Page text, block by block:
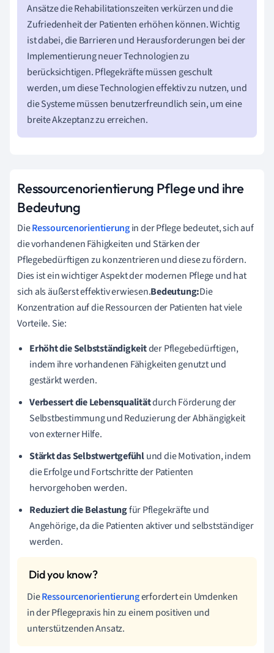
Ansätze die Rehabilitationszeiten verkürzen und die
Zufriedenheit der Patienten erhöhen können. Wichtig
ist dabei, die Barrieren und Herausforderungen bei der
Implementierung neuer Technologien zu
berücksichtigen. Pflegekräfte müssen geschult
werden, um diese Technologien effektiv zu nutzen, und
die Systeme müssen benutzerfreundlich sein, um eine
breite Akzeptanz zu erreichen.
Ressourcenorientierung Pflege und ihre
Bedeutung
DieRessourcenorientierungin der Pflege bedeutet, sich auf
die vorhandenen Fähigkeiten und Stärken der
Pflegebedürftigen zu konzentrieren und diese zu fördern.
Dies ist ein wichtiger Aspekt der modernen Pflege und hat
sich als äußerst effektiv erwiesen.Bedeutung:Die
Konzentration auf die Ressourcen der Patienten hat viele
Vorteile. Sie:
Erhöht die Selbstständigkeitder Pflegebedürftigen,
indem ihre vorhandenen Fähigkeiten genutzt und
gestärkt werden.
Verbessert die Lebensqualitätdurch Förderung der
Selbstbestimmung und Reduzierung der Abhängigkeit
von externer Hilfe.
Stärkt das Selbstwertgefühlund die Motivation, indem
die Erfolge und Fortschritte der Patienten
hervorgehoben werden.
Reduziert die Belastungfür Pflegekräfte und
Angehörige, da die Patienten aktiver und selbstständiger
werden.
DieRessourcenorientierungerfordert ein Umdenken
in der Pflegepraxis hin zu einem positiven und
unterstützenden Ansatz.